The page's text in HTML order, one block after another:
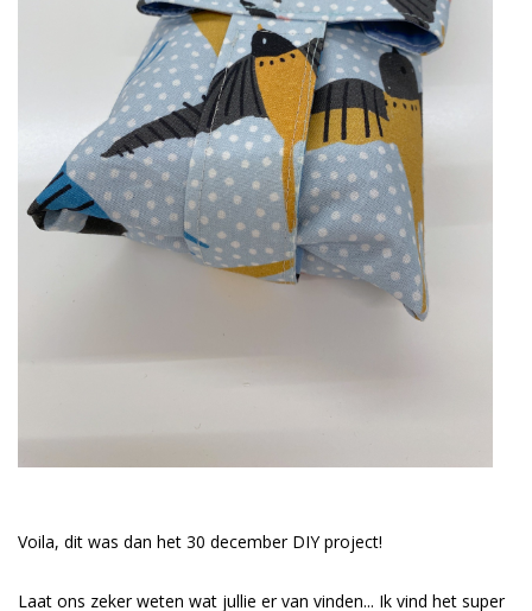
Voila, dit was dan het 30 december DIY project!
Laat ons zeker weten wat jullie er van vinden... Ik vind het super